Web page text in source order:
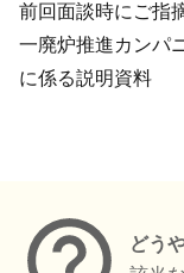
前回面談時にご指
一廃炉推進カンパ
に係る説明資料
どう